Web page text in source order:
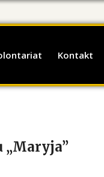
Kontakt
„Maryja”